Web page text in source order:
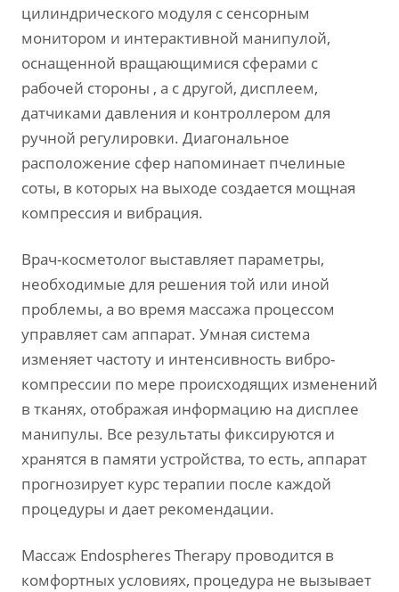
цилиндрического модуля с сенсорным
монитором и интерактивной манипулой,
оснащенной вращающимися сферами с
рабочей стороны , а с другой, дисплеем,
датчиками давления и контроллером для
ручной регулировки. Диагональное
расположение сфер напоминает пчелиные
соты, в которых на выходе создается мощная
компрессия и вибрация.
Врач-косметолог выставляет параметры,
необходимые для решения той или иной
проблемы, а во время массажа процессом
управляет сам аппарат. Умная система
изменяет частоту и интенсивность вибро-
компрессии по мере происходящих изменений
в тканях, отображая информацию на дисплее
манипулы. Все результаты фиксируются и
хранятся в памяти устройства, то есть, аппарат
прогнозирует курс терапии после каждой
процедуры и дает рекомендации.
Массаж Endospheres Therapy проводится в
комфортных условиях, процедура не вызывает